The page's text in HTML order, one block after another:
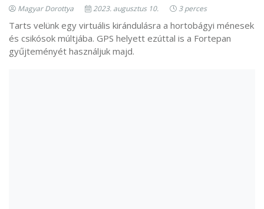
Magyar Dorottya 2023. augusztus 10. 3 perces
Tarts velünk egy virtuális kirándulásra a hortobágyi ménesek
és csikósok múltjába. GPS helyett ezúttal is a Fortepan
gyűjteményét használjuk majd.